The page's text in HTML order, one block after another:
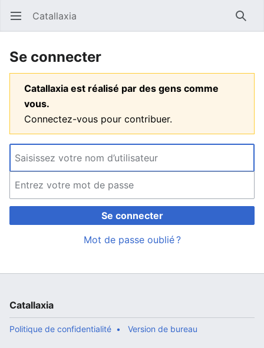
Ouvrir le menu principal Catallaxia
Se connecter
Catallaxia est réalisé par des gens comme
vous.
Connectez-vous pour contribuer.
Se connecter
Mot de passe oublié ?
Catallaxia
Politique de confidentialité Version de bureau